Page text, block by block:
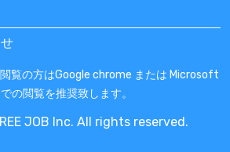
覧の方はGoogle chrome または Microsoft
の閲覧を推奨致します。
JOB Inc. All rights reserved.